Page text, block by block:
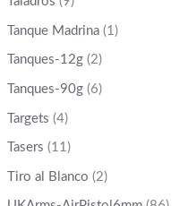
Tanque Madrina (1)
Tanques-12g (2)
Tanques-90g (6)
Targets (4)
Tasers (11)
Tiro al Blanco (2)